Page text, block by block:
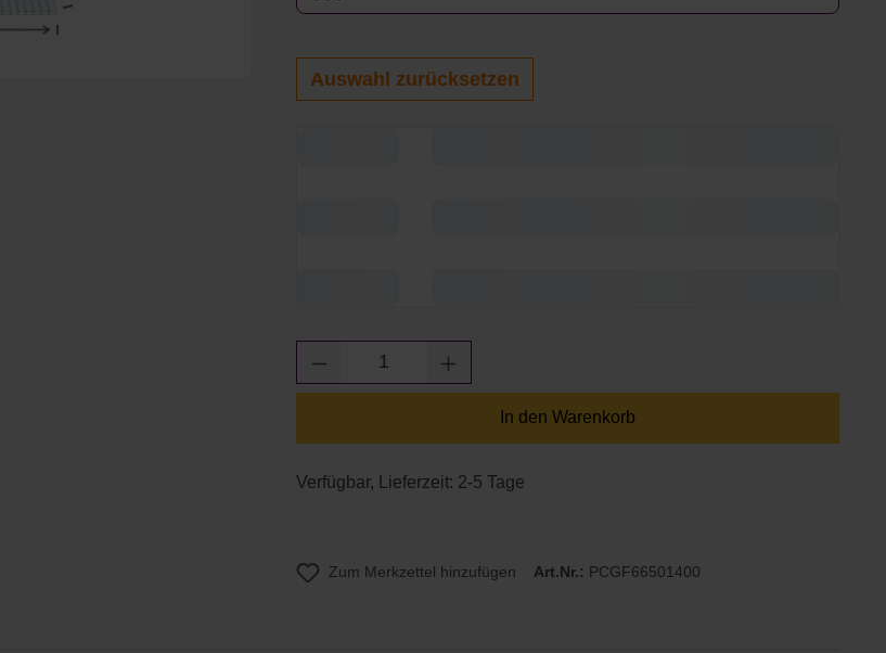
Auswahl zurücksetzen
Produkt Anzahl: Gib den gewünschten Wert ein
In den Warenkorb
Verfügbar, Lieferzeit: 2-5 Tage
Zum Merkzettel hinzufügen Art.Nr.: PCGF66501400